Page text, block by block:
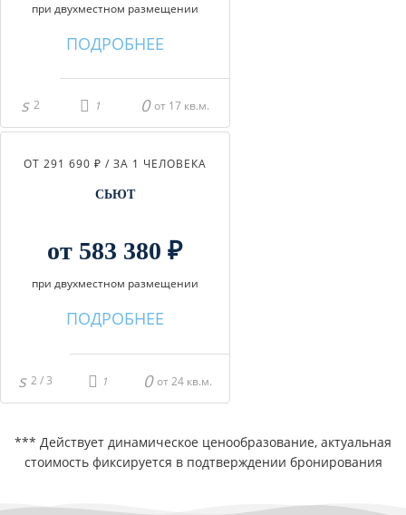
при двухместном размещении
ПОДРОБНЕЕ
2 от 17 кв.м.
ОТ 291 690 ₽ / ЗА 1 ЧЕЛОВЕКА
СЬЮТ
от 583 380 ₽
при двухместном размещении
ПОДРОБНЕЕ
2 / 3 от 24 кв.м.
*** Действует динамическое ценообразование, актуальная
стоимость фиксируется в подтверждении бронирования